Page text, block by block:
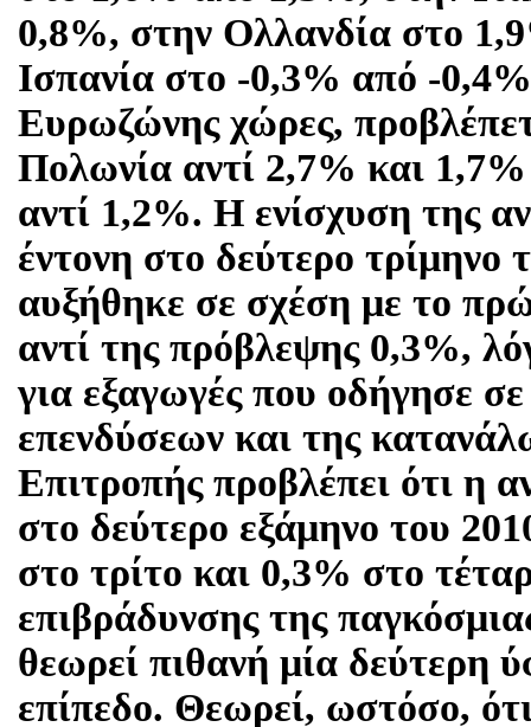
0,8%, στην Ολλανδία στο
Ισπανία στο -0,3% από -
Ευρωζώνης χώρες,
Πολωνία αντί 2,7% και
αντί 1,2%. Η ενίσχυση της
έντονη στο δεύτερο
αυξήθηκε σε σχέση με το
αντί της πρόβλεψης 0,3%,
για εξαγωγές που οδήγησε
επενδύσεων και της
Επιτροπής προβλέπει ότι η
στο δεύτερο εξάμηνο του
στο τρίτο και 0,3% στο
επιβράδυνσης της
θεωρεί πιθανή μία δεύτερη
επίπεδο. Θεωρεί, ωστόσο,